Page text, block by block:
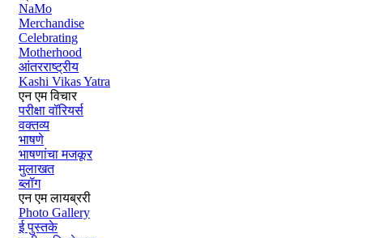
NaMo
Merchandise
Celebrating
Motherhood
आंतरराष्ट्रीय
Kashi Vikas Yatra
एन एम विचार
परीक्षा वॉरियर्स
वक्तव्य
भाषणे
भाषणांचा मजकूर
मुलाखत
ब्लॉग
एन एम लायब्ररी
Photo Gallery
ई पुस्तके